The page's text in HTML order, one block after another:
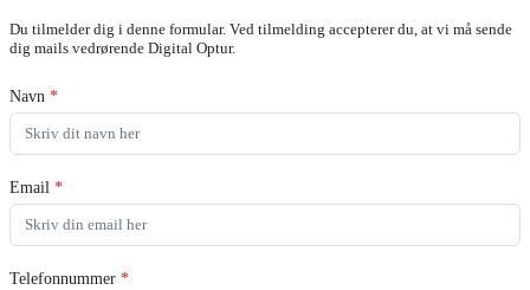
A3
Du tilmelder dig i denne formular. Ved tilmelding accepterer du, at vi må sende
dig mails vedrørende Digital Optur.
Navn *
Email *
Telefonnummer *